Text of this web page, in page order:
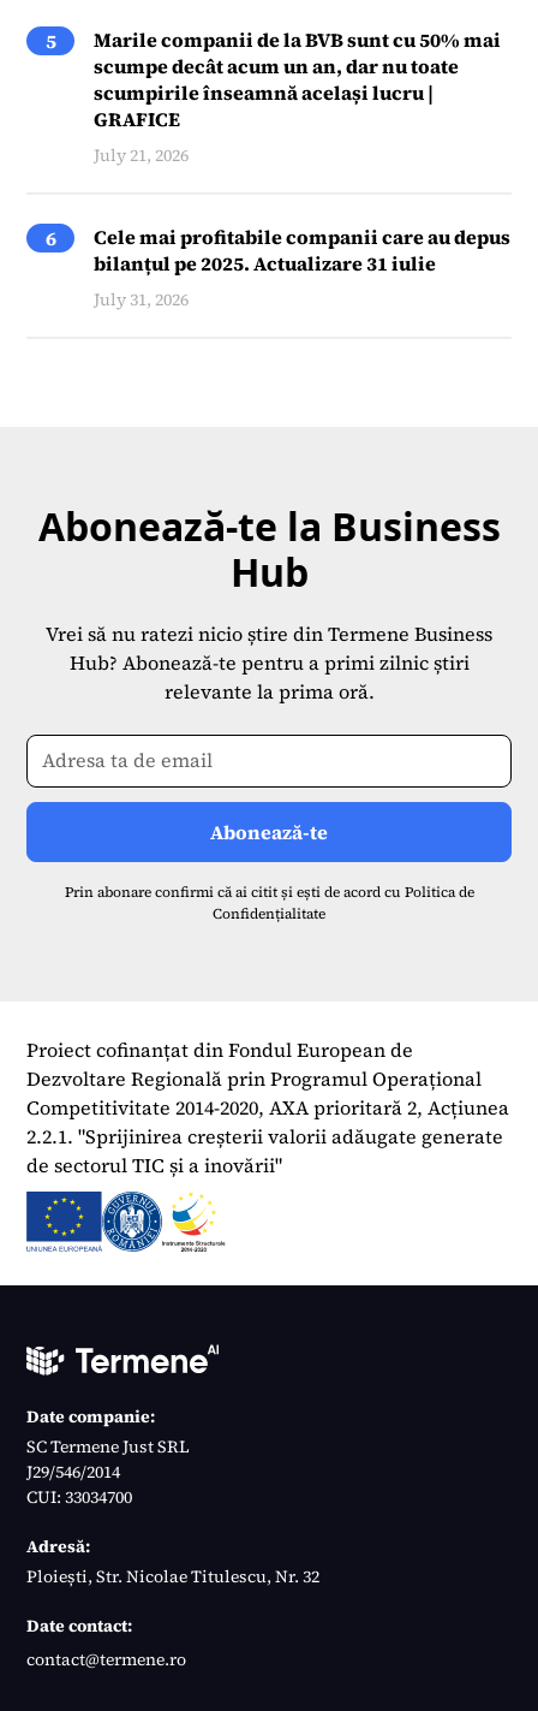
5
Marile companii de la BVB sunt cu 50% mai
scumpe decât acum un an, dar nu toate
scumpirile înseamnă același lucru |
GRAFICE
July 21, 2026
6
Cele mai profitabile companii care au depus
bilanțul pe 2025. Actualizare 31 iulie
July 31, 2026
Abonează-te la Business
Hub
Vrei să nu ratezi nicio știre din Termene Business
Hub? Abonează-te pentru a primi zilnic știri
relevante la prima oră.
Prin abonare confirmi că ai citit și ești de acord cu Politica de
Confidențialitate
Proiect cofinanțat din Fondul European de
Dezvoltare Regională prin Programul Operațional
Competitivitate 2014-2020, AXA prioritară 2, Acțiunea
2.2.1. "Sprijinirea creșterii valorii adăugate generate
de sectorul TIC și a inovării"
Date companie:
SC Termene Just SRL
J29/546/2014
CUI: 33034700
Adresă:
Ploiești, Str. Nicolae Titulescu, Nr. 32
Date contact:
contact@termene.ro